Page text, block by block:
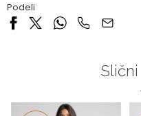
Podeli